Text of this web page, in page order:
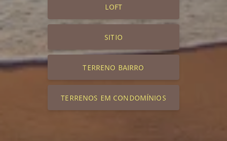
LOFT
SITIO
TERRENO BAIRRO
TERRENOS EM CONDOMÍNIOS